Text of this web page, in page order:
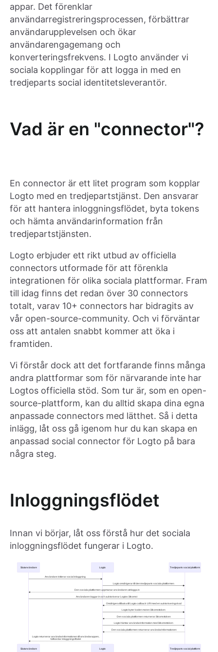
appar. Det förenklar
användarregistreringsprocessen, förbättrar
användarupplevelsen och ökar
användarengagemang och
konverteringsfrekvens. I Logto använder vi
sociala kopplingar för att logga in med en
tredjeparts social identitetsleverantör.
Vad är en "connector"?
En connector är ett litet program som kopplar
Logto med en tredjepartstjänst. Den ansvarar
för att hantera inloggningsflödet, byta tokens
och hämta användarinformation från
tredjepartstjänsten.
Logto erbjuder ett rikt utbud av officiella
connectors utformade för att förenkla
integrationen för olika sociala plattformar. Fram
till idag finns det redan över 30 connectors
totalt, varav 10+ connectors har bidragits av
vår open-source-community. Och vi förväntar
oss att antalen snabbt kommer att öka i
framtiden.
Vi förstår dock att det fortfarande finns många
andra plattformar som för närvarande inte har
Logtos officiella stöd. Som tur är, som en open-
source-plattform, kan du alltid skapa dina egna
anpassade connectors med lätthet. Så i detta
inlägg, låt oss gå igenom hur du kan skapa en
anpassad social connector för Logto på bara
några steg.
Inloggningsflödet
Innan vi börjar, låt oss förstå hur det sociala
inloggningsflödet fungerar i Logto.